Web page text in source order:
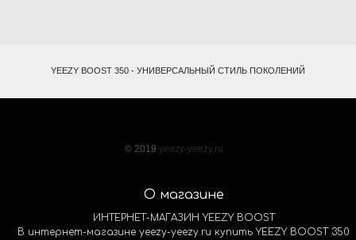
YEEZY BOOST 350 - УНИВЕРСАЛЬНЫЙ СТИЛЬ ПОКОЛЕНИЙ
© 2019 yeezy-yeezy.ru
О магазине
ИНТЕРНЕТ-МАГАЗИН YEEZY BOOST
В интернет-магазине yeezy-yeezy.ru купить YEEZY BOOST 350